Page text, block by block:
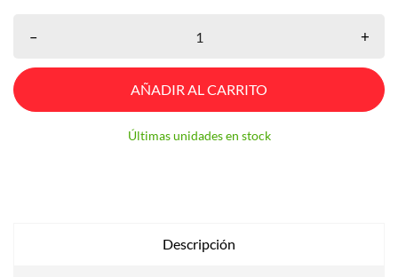
– +
AÑADIR AL CARRITO
Últimas unidades en stock
Descripción